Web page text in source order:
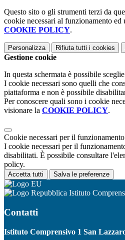
Questo sito o gli strumenti terzi da
cookie necessari al funzionamento
COOKIE POLICY.
Personalizza Rifiuta tutti i cookies
Gestione cookie
In questa schermata è possibile
I cookie necessari sono quelli che
piattaforma e non è possibile
Per conoscere quali sono i cookie
visionare la COOKIE POLICY.
Cookie necessari per il funzionamento
I cookie necessari per il
disabilitati. È possibile consultare
policy.
Accetta tutti Salva le preferenze
Istituto
Contatti
Istituto Comprensivo 1 San